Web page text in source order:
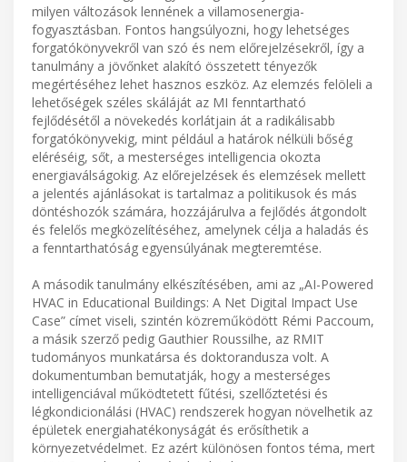
milyen változások lennének a villamosenergia-
fogyasztásban. Fontos hangsúlyozni, hogy lehetséges
forgatókönyvekről van szó és nem előrejelzésekről, így a
tanulmány a jövőnket alakító összetett tényezők
megértéséhez lehet hasznos eszköz. Az elemzés felöleli a
lehetőségek széles skáláját az MI fenntartható
fejlődésétől a növekedés korlátjain át a radikálisabb
forgatókönyvekig, mint például a határok nélküli bőség
eléréséig, sőt, a mesterséges intelligencia okozta
energiaválságokig. Az előrejelzések és elemzések mellett
a jelentés ajánlásokat is tartalmaz a politikusok és más
döntéshozók számára, hozzájárulva a fejlődés átgondolt
és felelős megközelítéséhez, amelynek célja a haladás és
a fenntarthatóság egyensúlyának megteremtése.
A második tanulmány elkészítésében, ami az „AI-Powered
HVAC in Educational Buildings: A Net Digital Impact Use
Case” címet viseli, szintén közreműködött Rémi Paccoum,
a másik szerző pedig Gauthier Roussilhe, az RMIT
tudományos munkatársa és doktorandusza volt. A
dokumentumban bemutatják, hogy a mesterséges
intelligenciával működtetett fűtési, szellőztetési és
légkondicionálási (HVAC) rendszerek hogyan növelhetik az
épületek energiahatékonyságát és erősíthetik a
környezetvédelmet. Ez azért különösen fontos téma, mert